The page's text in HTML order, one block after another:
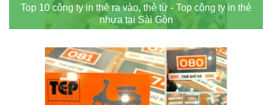
Top 10 công ty in thẻ ra vào, thẻ từ - Top công ty in thẻ
nhựa tại Sài Gòn